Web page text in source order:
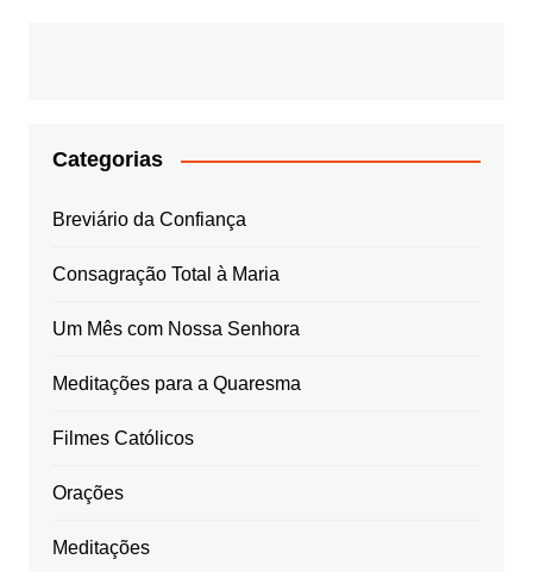
Categorias
Breviário da Confiança
Consagração Total à Maria
Um Mês com Nossa Senhora
Meditações para a Quaresma
Filmes Católicos
Orações
Meditações